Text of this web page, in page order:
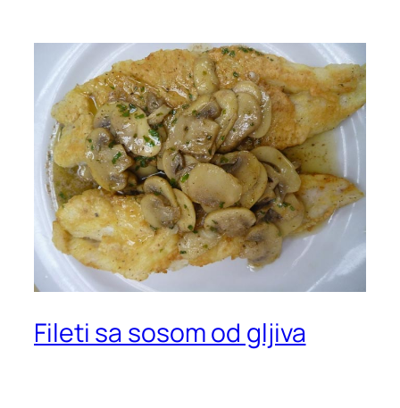
Fileti sa sosom od gljiva